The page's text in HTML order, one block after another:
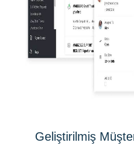
Geliştirilmiş